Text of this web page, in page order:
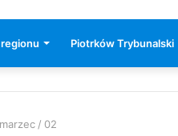
Piotrków Trybunalski
marzec / 02